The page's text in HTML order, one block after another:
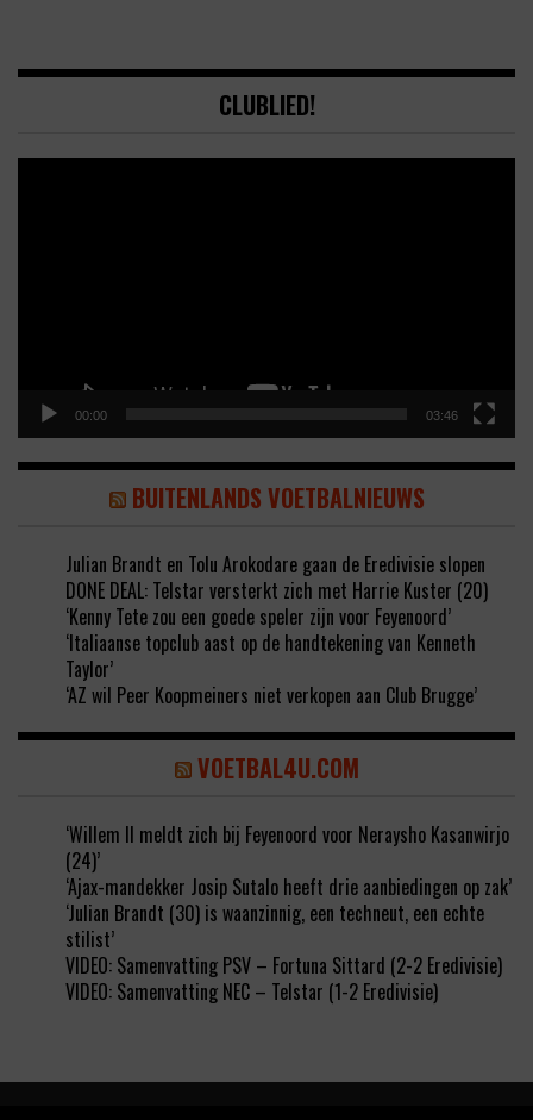
CLUBLIED!
00:00 03:46
BUITENLANDS VOETBALNIEUWS
Julian Brandt en Tolu Arokodare gaan de Eredivisie slopen
DONE DEAL: Telstar versterkt zich met Harrie Kuster (20)
‘Kenny Tete zou een goede speler zijn voor Feyenoord’
‘Italiaanse topclub aast op de handtekening van Kenneth
Taylor’
‘AZ wil Peer Koopmeiners niet verkopen aan Club Brugge’
VOETBAL4U.COM
‘Willem II meldt zich bij Feyenoord voor Neraysho Kasanwirjo
(24)’
‘Ajax-mandekker Josip Sutalo heeft drie aanbiedingen op zak’
‘Julian Brandt (30) is waanzinnig, een techneut, een echte
stilist’
VIDEO: Samenvatting PSV – Fortuna Sittard (2-2 Eredivisie)
VIDEO: Samenvatting NEC – Telstar (1-2 Eredivisie)